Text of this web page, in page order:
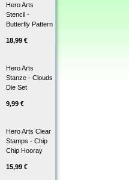
Whimsy Stamps
Hero Arts
Stencil -
Butterfly Pattern
18,99 €
Hero Arts
Stanze - Clouds
Die Set
9,99 €
Hero Arts Clear
Stamps - Chip
Chip Hooray
15,99 €